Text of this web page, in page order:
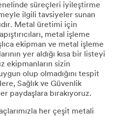
süreçleri iyileştirme
ilgili tavsiyeler sunan
Metal üretimi için
metal işleme
ekipman ve metal işleme
yer aldığı kısa bir listeyi
ekipmanların sizin
olup olmadığını tespit
Sağlık ve Güvenlik
paydaşlara bırakıyoruz.
her çeşit metali